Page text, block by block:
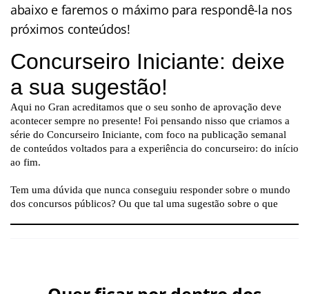
abaixo e faremos o máximo para respondê-la nos
próximos conteúdos!